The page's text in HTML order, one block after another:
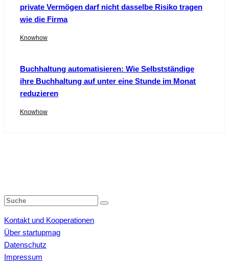
private Vermögen darf nicht dasselbe Risiko tragen
wie die Firma
Knowhow
Buchhaltung automatisieren: Wie Selbstständige
ihre Buchhaltung auf unter eine Stunde im Monat
reduzieren
Knowhow
Kontakt und Kooperationen
Über startupmag
Datenschutz
Impressum